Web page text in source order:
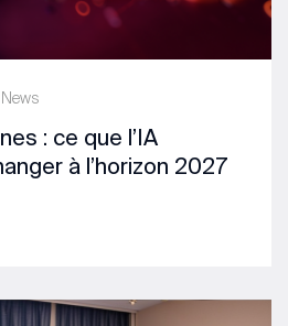
News
: ce que l’IA
à l’horizon 2027